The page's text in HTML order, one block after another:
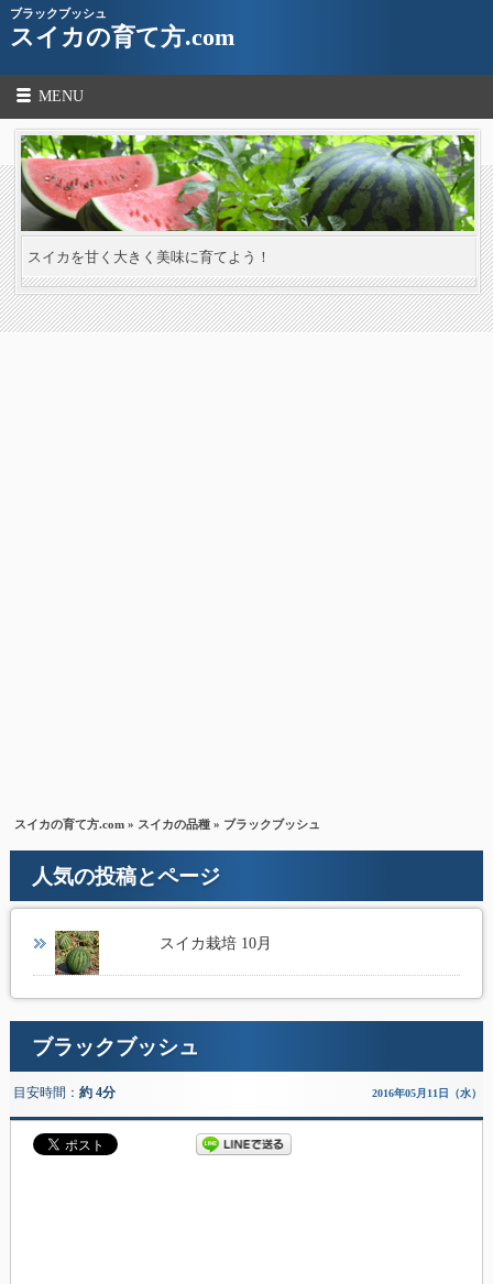
ブラックブッシュ
スイカの育て方.com
MENU
スイカを甘く大きく美味に育てよう！
スイカの育て方.com » スイカの品種 » ブラックブッシュ
人気の投稿とページ
スイカ栽培 10月
ブラックブッシュ
目安時間： 約 4分 2016年05月11日（水）